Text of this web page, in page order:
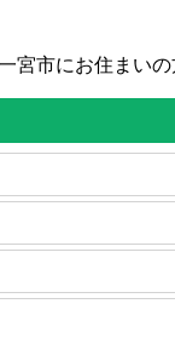
宮市にお住まい